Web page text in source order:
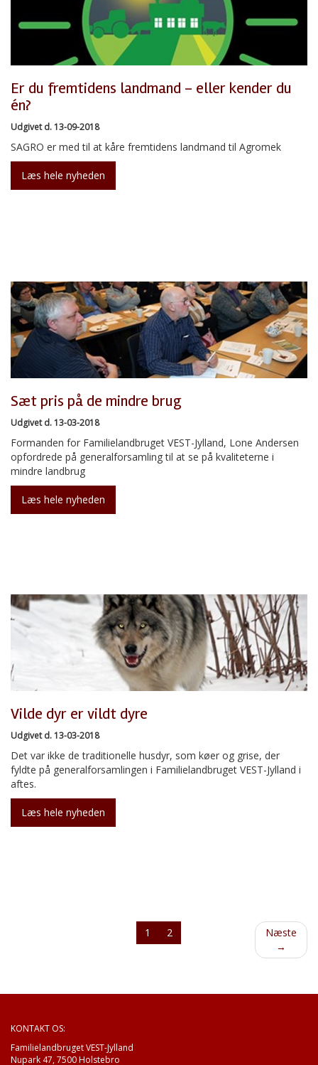
Er du fremtidens landmand – eller kender du
én?
Udgivet d. 13-09-2018
SAGRO er med til at kåre fremtidens landmand til Agromek
Læs hele nyheden
Sæt pris på de mindre brug
Udgivet d. 13-03-2018
Formanden for Familielandbruget VEST-Jylland, Lone Andersen
opfordrede på generalforsamling til at se på kvaliteterne i
mindre landbrug
Læs hele nyheden
Vilde dyr er vildt dyre
Udgivet d. 13-03-2018
Det var ikke de traditionelle husdyr, som køer og grise, der
fyldte på generalforsamlingen i Familielandbruget VEST-Jylland i
aftes.
Læs hele nyheden
1 2
Næste
→
KONTAKT OS:
Familielandbruget VEST-Jylland
Nupark 47, 7500 Holstebro